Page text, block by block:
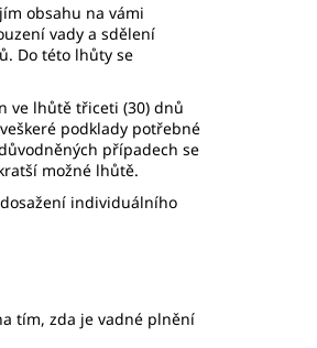
obsahu na vámi
vady a sdělení
Do této lhůty se
ve lhůtě třiceti (30) dnů
podklady potřebné
případech se
možné lhůtě.
individuálního
tím, zda je vadné plnění